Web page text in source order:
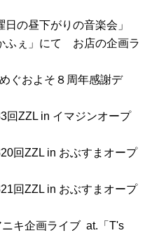
の昼下がりの音楽会」
ふぇ」にて お店の企画ラ
ぐおよそ８周年感謝デ
回ZZL in イマジンオープ
回ZZL in おぶすまオープ
回ZZL in おぶすまオープ
企画ライブ at.「T's